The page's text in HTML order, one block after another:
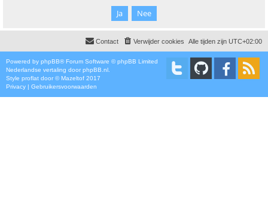
Alle tijden zijn UTC+02:00
Verwijder cookies
Contact
Powered by phpBB® Forum Software © phpBB Limited
Nederlandse vertaling door phpBB.nl
Style proflat door ©Mazeltof 2017
Privacy | Gebruikersvoorwaarden